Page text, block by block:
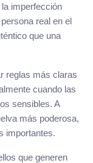
imperfección
real en el
que una
reglas más claras
cuando las
sensibles. A
más poderosa,
importantes.
que generen